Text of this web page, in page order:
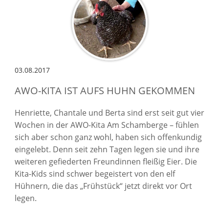
03.08.2017
AWO-KITA IST AUFS HUHN GEKOMMEN
Henriette, Chantale und Berta sind erst seit gut vier
Wochen in der AWO-Kita Am Schamberge – fühlen
sich aber schon ganz wohl, haben sich offenkundig
eingelebt. Denn seit zehn Tagen legen sie und ihre
weiteren gefiederten Freundinnen fleißig Eier. Die
Kita-Kids sind schwer begeistert von den elf
Hühnern, die das „Frühstück“ jetzt direkt vor Ort
legen.